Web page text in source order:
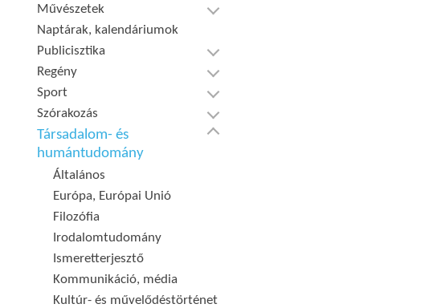
Művészetek
Naptárak, kalendáriumok
Publicisztika
Regény
Sport
Szórakozás
Társadalom- és
humántudomány
Általános
Európa, Európai Unió
Filozófia
Irodalomtudomány
Ismeretterjesztő
Kommunikáció, média
Kultúr- és művelődéstörténet